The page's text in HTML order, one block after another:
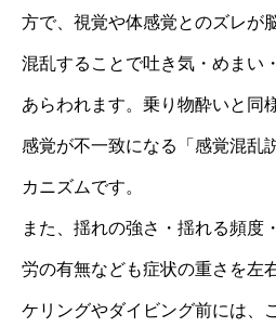
方で、視覚や体感覚とのズレが
混乱することで吐き気・めまい
あらわれます。乗り物酔いと同
感覚が不一致になる「感覚混乱
カニズムです。
また、揺れの強さ・揺れる頻度
労の有無なども症状の重さを左
ケリングやダイビング前には、